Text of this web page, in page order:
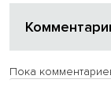
Пока